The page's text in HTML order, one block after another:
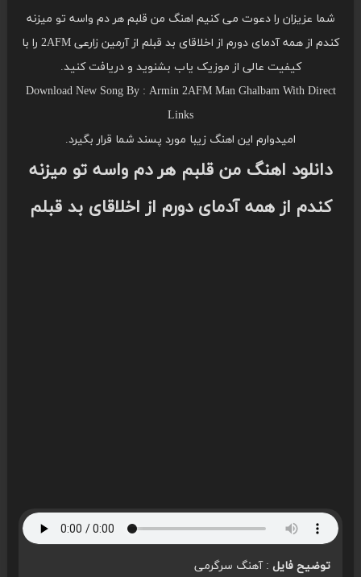
شما عزیزان را دعوت می کنیم اهنگ من قلبم هر دم واسه تو میزنه
کندم از همه آدمای دورم از اخلاقای بد قبلم از آرمین زارعی 2AFM را با
کیفیت عالی از موزیک یاب بشنوید و دریافت کنید.
Download New Song By : Armin 2AFM Man Ghalbam With Direct
Links
امیدوارم این اهنگ زیبا مورد پسند شما قرار بگیرد.
دانلود اهنگ من قلبم هر دم واسه تو میزنه
کندم از همه آدمای دورم از اخلاقای بد قبلم
توضیح فایل: آهنگ سرگرمی